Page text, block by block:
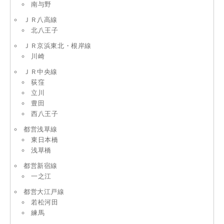
南与野
ＪＲ八高線
北八王子
ＪＲ京浜東北・根岸線
川崎
ＪＲ中央線
荻窪
立川
豊田
西八王子
都営浅草線
東日本橋
浅草橋
都営新宿線
一之江
都営大江戸線
若松河田
練馬